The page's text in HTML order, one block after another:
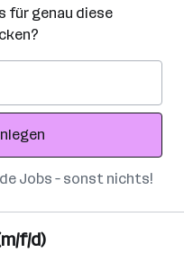
für genau diese
Jobs – sonst nichts!
f/d)